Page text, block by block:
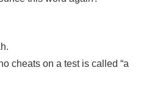
cheats on a test is called “a